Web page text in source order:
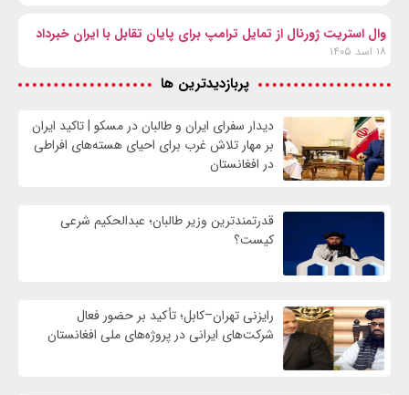
وال‌ استریت ژورنال از تمایل ترامپ برای پایان تقابل با ایران خبرداد
۱۸ اسد ۱۴۰۵
پربازدیدترین ها
دیدار سفرای ایران و طالبان در مسکو | تاکید ایران
بر مهار تلاش‌ غرب برای احیای هسته‌های افراطی
در افغانستان
قدرتمندترین وزیر طالبان؛ عبدالحکیم شرعی
کیست؟
رایزنی تهران–کابل؛ تأکید بر حضور فعال
شرکت‌های ایرانی در پروژه‌های ملی افغانستان